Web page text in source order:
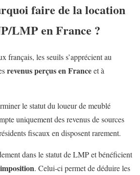
faire de la location
LMP en France ?
français, les seuils s’apprécient au
revenus perçus en Franceet à
le statut du loueur de meublé
uniquement des revenus de sources
fiscaux en disposent rarement.
dans le statut de LMP et bénéficient
. Celui-ci permet de déduire les